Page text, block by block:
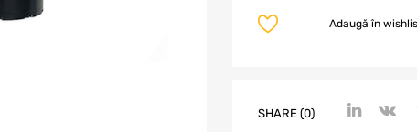
Adaugă în
SHARE (0)